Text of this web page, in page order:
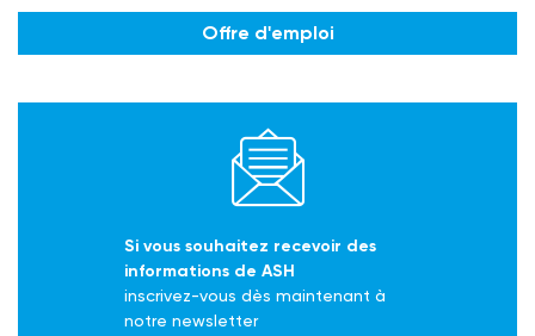
Offre d'emploi
Si vous souhaitez recevoir des
informations de ASH
inscrivez-vous dès maintenant à
notre newsletter